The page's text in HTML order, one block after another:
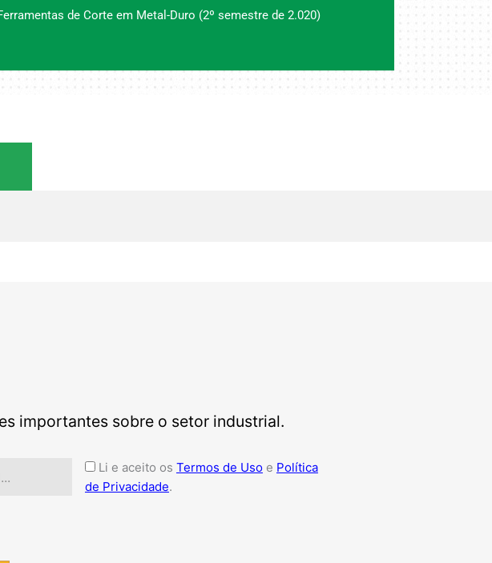
de Corte em Metal-Duro (2º semestre de 2.020)
importantes sobre o setor industrial.
Aceite
Li e aceito os Termos de Usoe Política
de Privacidade.